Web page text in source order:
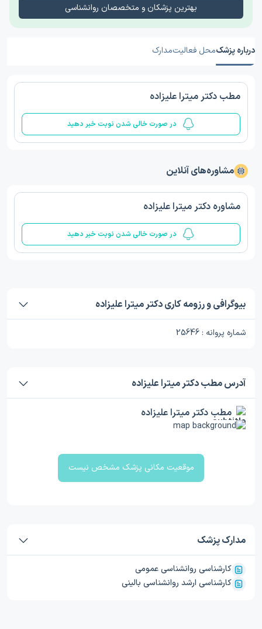
بهترین پزشکان و متخصصان روانشناسی
درباره پزشکمحل فعالیتمدارک
مطب دکتر میترا علیزاده
در صورت خالی شدن نوبت خبر دهید
مشاوره‌های آنلاین
مشاوره دکتر میترا علیزاده
در صورت خالی شدن نوبت خبر دهید
بیوگرافی و رزومه کاری دکتر میترا علیزاده
شماره پروانه : 25646
آدرس مطب دکتر میترا علیزاده
مطب دکتر میترا علیزاده
موقعیت مکانی پزشک مشخص نیست
مدارک پزشک
کارشناسی روانشناسی عمومی
کارشناسی ارشد روانشناسی بالینی